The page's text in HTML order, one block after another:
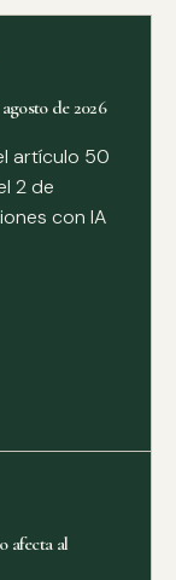
de 2026
artículo 50
2 de
con IA
afecta al